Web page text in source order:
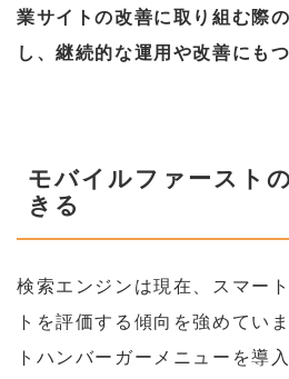
業サイトの改善に取り組む際
し、継続的な運用や改善にも
モバイルファースト
きる
検索エンジンは現在、スマー
トを評価する傾向を強めてい
トハンバーガーメニューを導